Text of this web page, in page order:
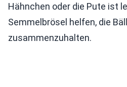
Hähnchen oder die Pute ist
Semmelbrösel helfen, die
zusammenzuhalten.